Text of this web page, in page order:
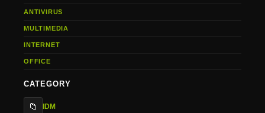
ANTIVIRUS
MULTIMEDIA
INTERNET
OFFICE
CATEGORY
📁 IDM